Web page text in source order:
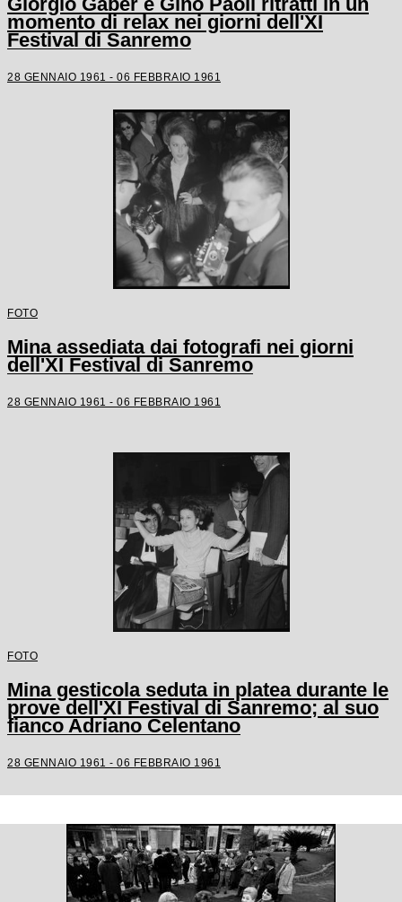
momento di relax nei giorni dell'XI
Festival di Sanremo
28 GENNAIO 1961 - 06 FEBBRAIO 1961
FOTO
Mina assediata dai fotografi nei giorni
dell'XI Festival di Sanremo
28 GENNAIO 1961 - 06 FEBBRAIO 1961
FOTO
Mina gesticola seduta in platea durante le
prove dell'XI Festival di Sanremo; al suo
fianco Adriano Celentano
28 GENNAIO 1961 - 06 FEBBRAIO 1961